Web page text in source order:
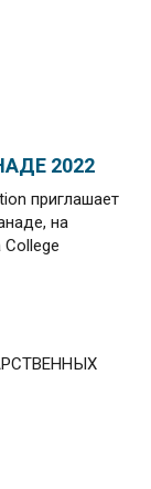
2022
приглашает
на
College